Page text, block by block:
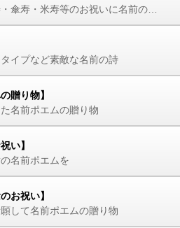
還暦・古希・喜寿・傘寿・米寿等のお祝いに名前の詩を
イプなど素敵な名前の詩
贈り物】
名前ポエムの贈り物
い】
名前ポエムを
お祝い】
して名前ポエムの贈り物